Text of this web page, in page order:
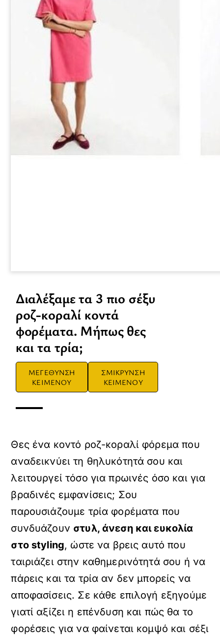
Διαλέξαμε τα 3 πιο σέξυ
ροζ-κοραλί κοντά
φορέματα. Μήπως θες
και τα τρία;
ΜΕΓΕΘΥΝΣΗ
ΚΕΙΜΕΝΟΥ
ΣΜΙΚΡΥΝΣΗ
ΚΕΙΜΕΝΟΥ
Θες ένα κοντό ροζ-κοραλί φόρεμα που
αναδεικνύει τη θηλυκότητά σου και
λειτουργεί τόσο για πρωινές όσο και για
βραδινές εμφανίσεις; Σου
παρουσιάζουμε τρία φορέματα που
συνδυάζουν στυλ, άνεση και ευκολία
στο styling, ώστε να βρεις αυτό που
ταιριάζει στην καθημερινότητά σου ή να
πάρεις και τα τρία αν δεν μπορείς να
αποφασίσεις. Σε κάθε επιλογή εξηγούμε
γιατί αξίζει η επένδυση και πώς θα το
φορέσεις για να φαίνεται κομψό και σέξι